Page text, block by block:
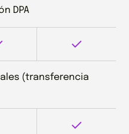
DPA
(transferencia